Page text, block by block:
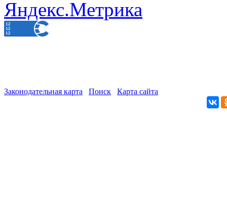
Законодательная карта Поиск Карта сайта